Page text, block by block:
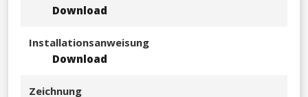
Download
Installationsanweisung
Download
Zeichnung